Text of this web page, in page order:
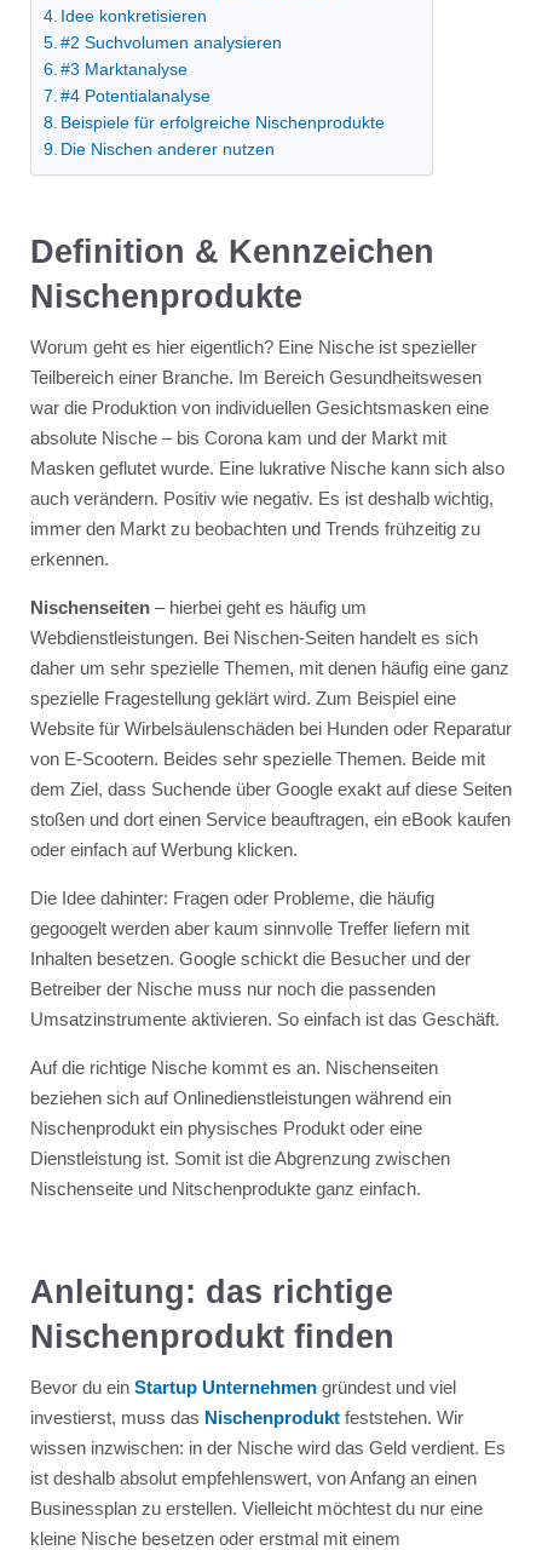
Idee konkretisieren
#2 Suchvolumen analysieren
#3 Marktanalyse
#4 Potentialanalyse
Beispiele für erfolgreiche Nischenprodukte
Die Nischen anderer nutzen
Definition & Kennzeichen
Nischenprodukte
Worum geht es hier eigentlich? Eine Nische ist spezieller
Teilbereich einer Branche. Im Bereich Gesundheitswesen
war die Produktion von individuellen Gesichtsmasken eine
absolute Nische – bis Corona kam und der Markt mit
Masken geflutet wurde. Eine lukrative Nische kann sich also
auch verändern. Positiv wie negativ. Es ist deshalb wichtig,
immer den Markt zu beobachten und Trends frühzeitig zu
erkennen.
Nischenseiten– hierbei geht es häufig um
Webdienstleistungen. Bei Nischen-Seiten handelt es sich
daher um sehr spezielle Themen, mit denen häufig eine ganz
spezielle Fragestellung geklärt wird. Zum Beispiel eine
Website für Wirbelsäulenschäden bei Hunden oder Reparatur
von E-Scootern. Beides sehr spezielle Themen. Beide mit
dem Ziel, dass Suchende über Google exakt auf diese Seiten
stoßen und dort einen Service beauftragen, ein eBook kaufen
oder einfach auf Werbung klicken.
Die Idee dahinter: Fragen oder Probleme, die häufig
gegoogelt werden aber kaum sinnvolle Treffer liefern mit
Inhalten besetzen. Google schickt die Besucher und der
Betreiber der Nische muss nur noch die passenden
Umsatzinstrumente aktivieren. So einfach ist das Geschäft.
Auf die richtige Nische kommt es an. Nischenseiten
beziehen sich auf Onlinedienstleistungen während ein
Nischenprodukt ein physisches Produkt oder eine
Dienstleistung ist. Somit ist die Abgrenzung zwischen
Nischenseite und Nitschenprodukte ganz einfach.
Anleitung: das richtige
Nischenprodukt finden
Bevor du ein Startup Unternehmengründest und viel
investierst, muss das Nischenproduktfeststehen. Wir
wissen inzwischen: in der Nische wird das Geld verdient. Es
ist deshalb absolut empfehlenswert, von Anfang an einen
Businessplan zu erstellen. Vielleicht möchtest du nur eine
kleine Nische besetzen oder erstmal mit einem